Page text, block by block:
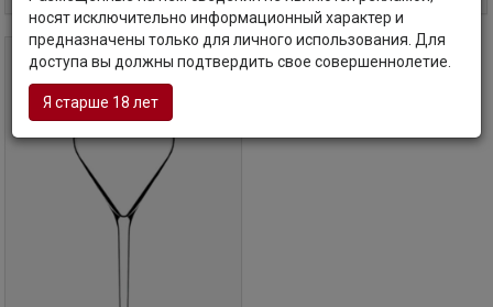
0,28 л
носят исключительно информационный характер и
предназначены только для личного использования. Для
доступа вы должны подтвердить свое совершеннолетие.
Я старше 18 лет